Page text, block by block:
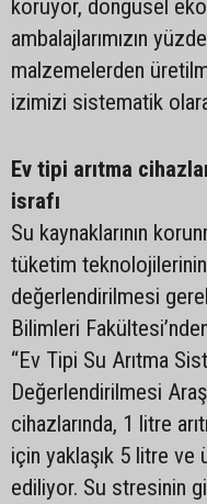
koruyor, döngüsel
ambalajlarımızın
malzemelerden
izimizi sistematik
Ev tipi arıtma
israfı
Su kaynaklarının
tüketim
değerlendirilmesi
Bilimleri
“Ev Tipi Su Arıtma
Değerlendirilmesi
cihazlarında, 1 litre
için yaklaşık 5 litre ve
ediliyor. Su stresinin